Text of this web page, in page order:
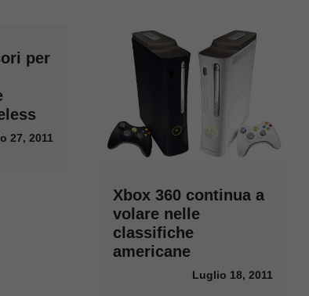
per
27, 2011
Xbox 360 continua a
volare nelle
classifiche
americane
Luglio 18, 2011